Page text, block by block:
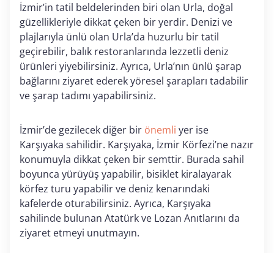
İzmir’in tatil beldelerinden biri olan Urla, doğal
güzellikleriyle dikkat çeken bir yerdir. Denizi ve
plajlarıyla ünlü olan Urla’da huzurlu bir tatil
geçirebilir, balık restoranlarında lezzetli deniz
ürünleri yiyebilirsiniz. Ayrıca, Urla’nın ünlü şarap
bağlarını ziyaret ederek yöresel şarapları tadabilir
ve şarap tadımı yapabilirsiniz.
İzmir’de gezilecek diğer bir önemli yer ise
Karşıyaka sahilidir. Karşıyaka, İzmir Körfezi’ne nazır
konumuyla dikkat çeken bir semttir. Burada sahil
boyunca yürüyüş yapabilir, bisiklet kiralayarak
körfez turu yapabilir ve deniz kenarındaki
kafelerde oturabilirsiniz. Ayrıca, Karşıyaka
sahilinde bulunan Atatürk ve Lozan Anıtlarını da
ziyaret etmeyi unutmayın.